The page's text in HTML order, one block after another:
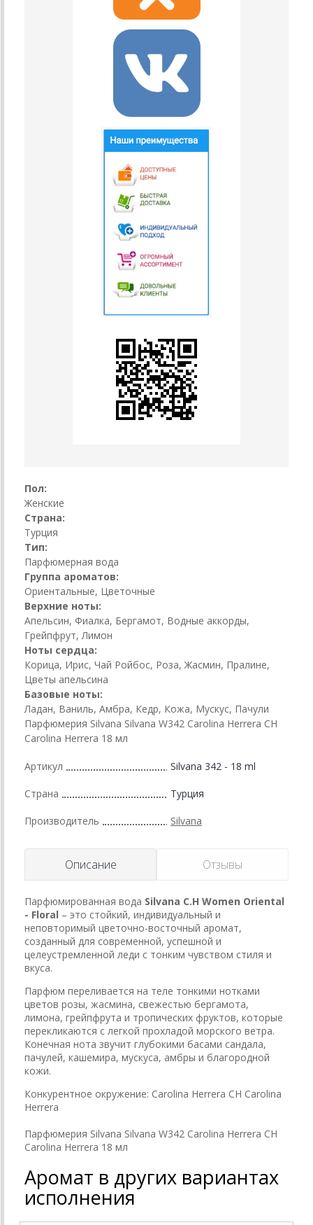
Пол:
Женские
Страна:
Турция
Тип:
Парфюмерная вода
Группа ароматов:
Ориентальные, Цветочные
Верхние ноты:
Апельсин, Фиалка, Бергамот, Водные аккорды,
Грейпфрут, Лимон
Ноты сердца:
Корица, Ирис, Чай Ройбос, Роза, Жасмин, Пралине,
Цветы апельсина
Базовые ноты:
Ладан, Ваниль, Амбра, Кедр, Кожа, Мускус, Пачули
Парфюмерия Silvana Silvana W342 Carolina Herrera CH
Carolina Herrera 18 мл
Артикул Silvana 342 - 18 ml
Страна Турция
Производитель Silvana
Описание Отзывы
Парфюмированная вода Silvana C.H Women Oriental
- Floral – это стойкий, индивидуальный и
неповторимый цветочно-восточный аромат,
созданный для современной, успешной и
целеустремленной леди с тонким чувством стиля и
вкуса.
Парфюм переливается на теле тонкими нотками
цветов розы, жасмина, свежестью бергамота,
лимона, грейпфрута и тропических фруктов, которые
перекликаются с легкой прохладой морского ветра.
Конечная нота звучит глубокими басами сандала,
пачулей, кашемира, мускуса, амбры и благородной
кожи.
Конкурентное окружение: Carolina Herrera CH Carolina
Herrera
Парфюмерия Silvana Silvana W342 Carolina Herrera CH
Carolina Herrera 18 мл
Аромат в других вариантах
исполнения